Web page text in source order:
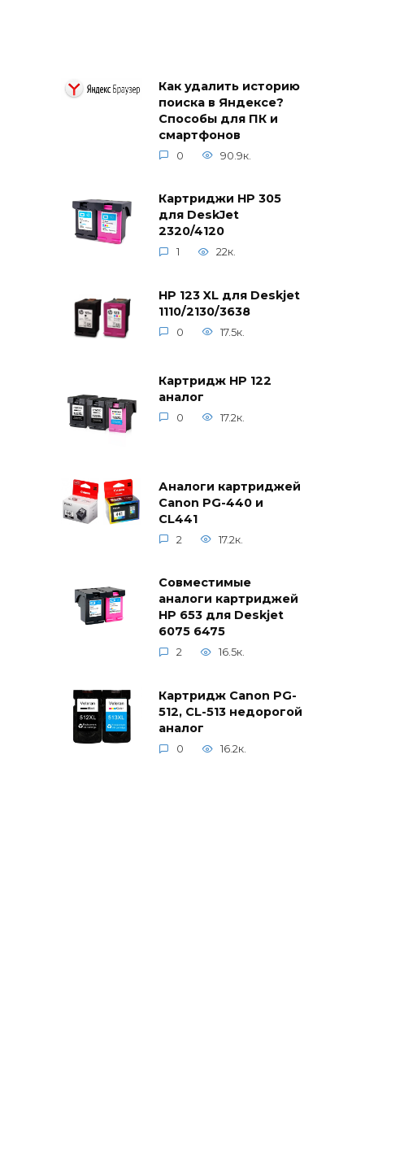
Как удалить историю
поиска в Яндексе?
Способы для ПК и
смартфонов
0 90.9к.
Картриджи HP 305
для DeskJet
2320/4120
1 22к.
HP 123 XL для Deskjet
1110/2130/3638
0 17.5к.
Картридж HP 122
аналог
0 17.2к.
Аналоги картриджей
Canon PG-440 и
CL441
2 17.2к.
Совместимые
аналоги картриджей
HP 653 для Deskjet
6075 6475
2 16.5к.
Картридж Canon PG-
512, CL-513 недорогой
аналог
0 16.2к.